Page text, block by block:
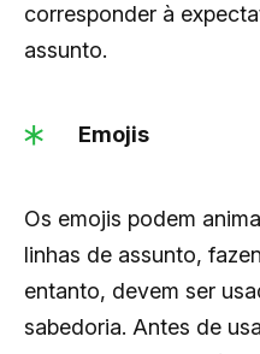
corresponder à
assunto.
Emojis
Os emojis podem
linhas de assunto,
entanto, devem ser
sabedoria. Antes de